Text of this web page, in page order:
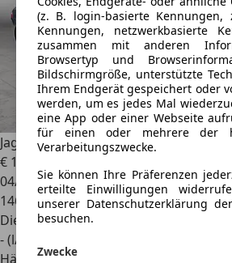
(z. B. login-basierte Kennungen,
Kennungen, netzwerkbasierte
zusammen mit anderen
Browsertyp und
Bildschirmgröße, unterstützte
Ihrem Endgerät gespeichert oder
werden, um es jedes Mal
eine App oder einer Webseite
für einen oder mehrere der
Verarbeitungszwecke.
Sie können Ihre Präferenzen
erteilte Einwilligungen
unserer Datenschutzerklärung
besuchen.
Zwecke
Jaguar XF
€ 11.185
04/2017
146.000 km
Diesel
- (l/100 km)
Händler